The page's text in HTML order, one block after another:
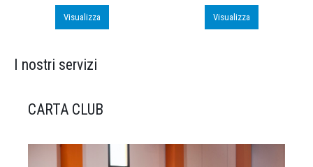
Visualizza Visualizza
I nostri servizi
CARTA CLUB